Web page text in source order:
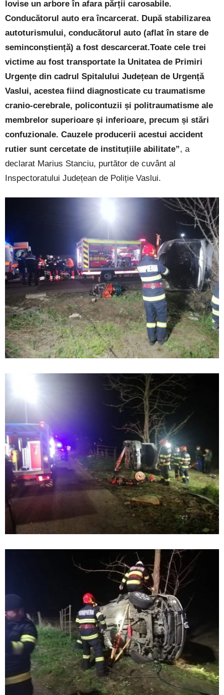
lovise un arbore în afara părții carosabile.
Conducătorul auto era încarcerat. După stabilizarea
autoturismului, conducătorul auto (aflat în stare de
seminconștiență) a fost descarcerat.Toate cele trei
victime au fost transportate la Unitatea de Primiri
Urgențe din cadrul Spitalului Județean de Urgență
Vaslui, acestea fiind diagnosticate cu traumatisme
cranio-cerebrale, policontuzii și politraumatisme ale
membrelor superioare și inferioare, precum și stări
confuzionale. Cauzele producerii acestui accident
rutier sunt cercetate de instituțiile abilitate”, a
declarat Marius Stanciu, purtător de cuvânt al
Inspectoratului Județean de Poliție Vaslui.